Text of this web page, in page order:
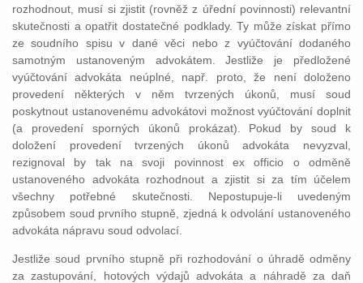
rozhodnout, musí si zjistit (rovněž z úřední povinnosti) relevantní
skutečnosti a opatřit dostatečné podklady. Ty může získat přímo
ze soudního spisu v dané věci nebo z vyúčtování dodaného
samotným ustanoveným advokátem. Jestliže je předložené
vyúčtování advokáta neúplné, např. proto, že není doloženo
provedení některých v něm tvrzených úkonů, musí soud
poskytnout ustanovenému advokátovi možnost vyúčtování doplnit
(a provedení sporných úkonů prokázat). Pokud by soud k
doložení provedení tvrzených úkonů advokáta nevyzval,
rezignoval by tak na svoji povinnost ex officio o odměně
ustanoveného advokáta rozhodnout a zjistit si za tím účelem
všechny potřebné skutečnosti. Nepostupuje-li uvedeným
způsobem soud prvního stupně, zjedná k odvolání ustanoveného
advokáta nápravu soud odvolací.
Jestliže soud prvního stupně při rozhodování o úhradě odměny
za zastupování, hotových výdajů advokáta a náhradě za daň